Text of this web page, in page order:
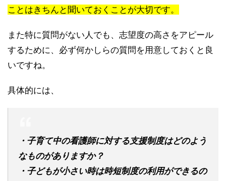
ことはきちんと聞いておくことが大切です。
また特に質問がない人でも、志望度の高さをアピール
するために、必ず何かしらの質問を用意しておくと良
いですね。
具体的には、
・子育て中の看護師に対する支援制度はどのよう
なものがありますか？
・子どもが小さい時は時短制度の利用ができるの